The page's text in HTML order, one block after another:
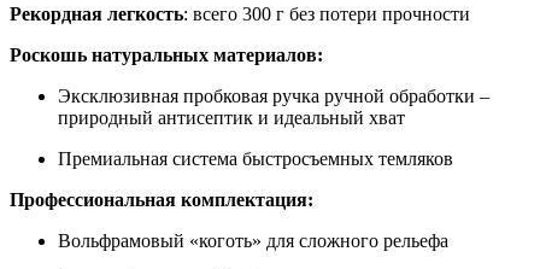
Рекордная легкость: всего 300 г без потери прочности
Роскошь натуральных материалов:
Эксклюзивная пробковая ручка ручной обработки –
природный антисептик и идеальный хват
Премиальная система быстросъемных темляков
Профессиональная комплектация:
Вольфрамовый «коготь» для сложного рельефа